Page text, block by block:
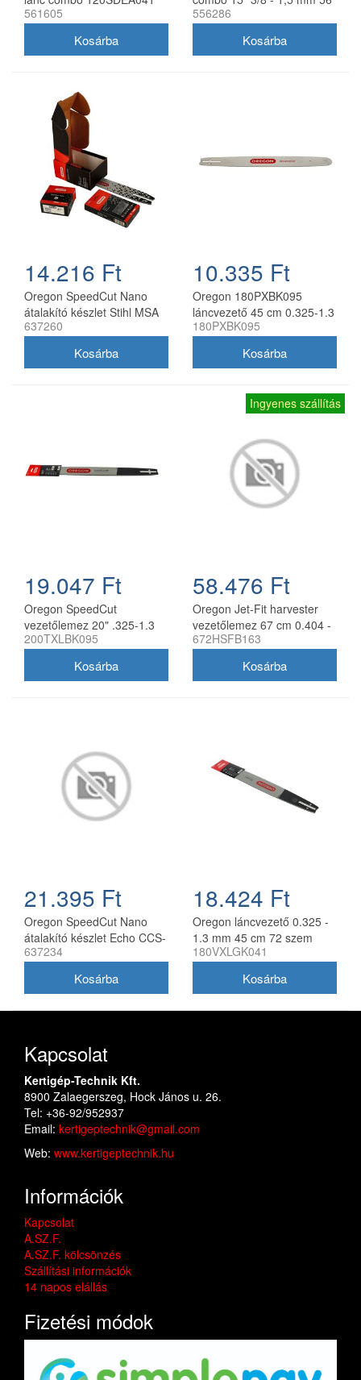
30 cm 3/8 1,3 mm 2x
561605
szemes 2 db Oregon
556286
14.216 Ft
Oregon SpeedCut Nano
átalakító készlet Stihl MSA
161T 10" 325 1,1 mm
637260
10.335 Ft
Oregon 180PXBK095
láncvezető 45 cm 0.325-1.3
mm 72 szemes Husqvarna
180PXBK095
19.047 Ft
Oregon SpeedCut
vezetőlemez 20" .325-1.3
mm 78 szem Husqvarna
200TXLBK095
Ingyenes szállítás
58.476 Ft
Oregon Jet-Fit harvester
vezetőlemez 67 cm 0.404 -
2.0 mm
672HSFB163
21.395 Ft
Oregon SpeedCut Nano
átalakító készlet Echo CCS-
58V láncfűrészhez 40 cm
637234
18.424 Ft
Oregon láncvezető 0.325 -
1.3 mm 45 cm 72 szem
Husqvarna fűrészekhez
180VXLGK041
Kapcsolat
Kertigép-Technik Kft.
8900 Zalaegerszeg, Hock János u. 26.
Tel: +36-92/952937
Email: kertigeptechnik@gmail.com
Web: www.kertigeptechnik.hu
Információk
Kapcsolat
A.SZ.F.
A.SZ.F. kölcsönzés
Szállítási információk
14 napos elállás
Fizetési módok